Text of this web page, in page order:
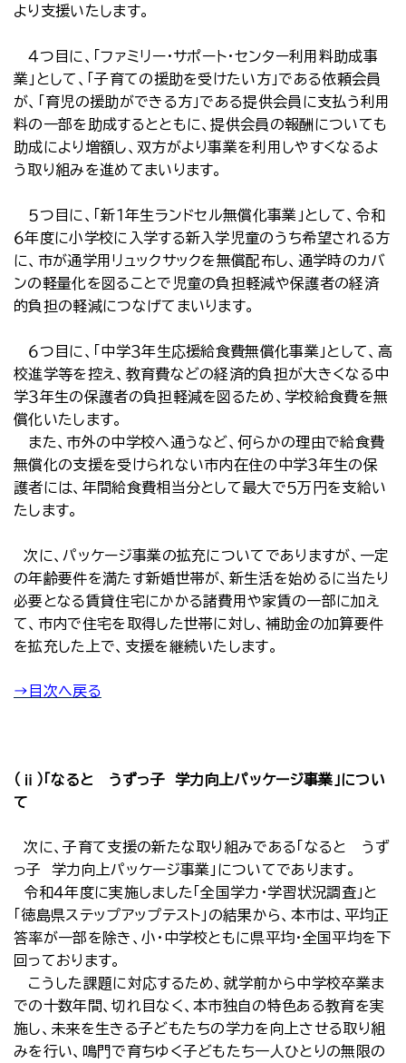
より支援いたします。
４つ目に、「ファミリー・サポート・センター利用料助成事
業」として、「子育ての援助を受けたい方」である依頼会員
が、「育児の援助ができる方」である提供会員に支払う利用
料の一部を助成するとともに、提供会員の報酬についても
助成により増額し、双方がより事業を利用しやすくなるよ
う取り組みを進めてまいります。
５つ目に、「新１年生ランドセル無償化事業」として、令和
６年度に小学校に入学する新入学児童のうち希望される方
に、市が通学用リュックサックを無償配布し、通学時のカバ
ンの軽量化を図ることで児童の負担軽減や保護者の経済
的負担の軽減につなげてまいります。
６つ目に、「中学３年生応援給食費無償化事業」として、高
校進学等を控え、教育費などの経済的負担が大きくなる中
学３年生の保護者の負担軽減を図るため、学校給食費を無
償化いたします。
また、市外の中学校へ通うなど、何らかの理由で給食費
無償化の支援を受けられない市内在住の中学３年生の保
護者には、年間給食費相当分として最大で５万円を支給い
たします。
次に、パッケージ事業の拡充についてでありますが、一定
の年齢要件を満たす新婚世帯が、新生活を始めるに当たり
必要となる賃貸住宅にかかる諸費用や家賃の一部に加え
て、市内で住宅を取得した世帯に対し、補助金の加算要件
を拡充した上で、支援を継続いたします。
→目次へ戻る
（ⅱ）「なると うずっ子 学力向上パッケージ事業」につい
て
次に、子育て支援の新たな取り組みである「なると うず
っ子 学力向上パッケージ事業」についてであります。
令和４年度に実施しました「全国学力・学習状況調査」と
「徳島県ステップアップテスト」の結果から、本市は、平均正
答率が一部を除き、小・中学校ともに県平均・全国平均を下
回っております。
こうした課題に対応するため、就学前から中学校卒業ま
での十数年間、切れ目なく、本市独自の特色ある教育を実
施し、未来を生きる子どもたちの学力を向上させる取り組
みを行い、鳴門で育ちゆく子どもたち一人ひとりの無限の